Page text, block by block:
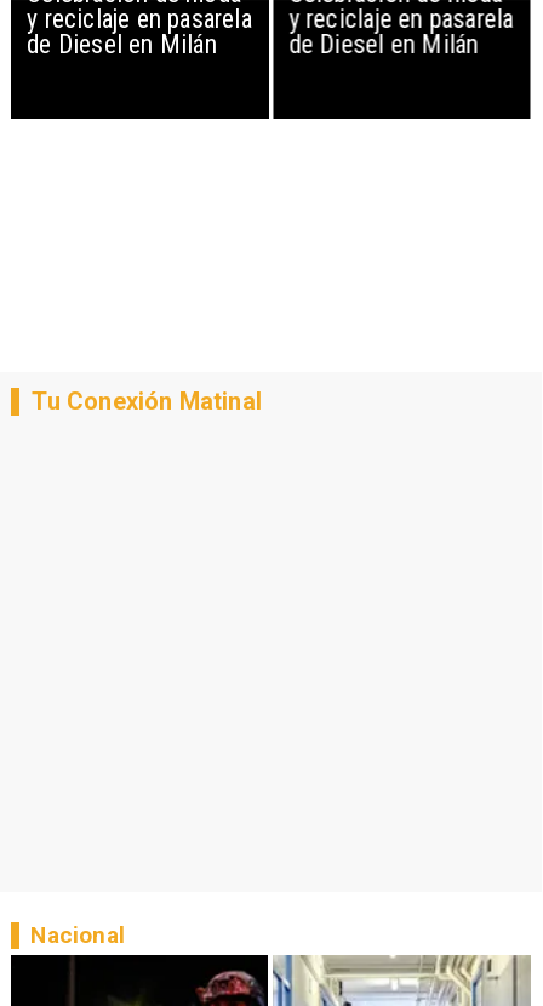
y reciclaje en pasarela
de Diesel en Milán
y reciclaje en pasarela
de Diesel en Milán
Tu Conexión Matinal
Nacional